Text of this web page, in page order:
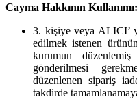
Cayma Hakkının Kullanımı:
3. kişiye veya ALICI’
edilmek istenen
kurumun
gönderilmesi
düzenlenen sipariş
takdirde